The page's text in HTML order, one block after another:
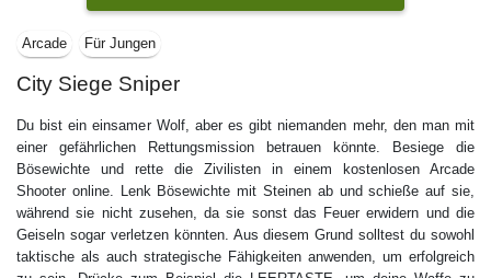
Arcade Für Jungen
City Siege Sniper
Du bist ein einsamer Wolf, aber es gibt niemanden mehr, den man mit
einer gefährlichen Rettungsmission betrauen könnte. Besiege die
Bösewichte und rette die Zivilisten in einem kostenlosen Arcade
Shooter online. Lenk Bösewichte mit Steinen ab und schieße auf sie,
während sie nicht zusehen, da sie sonst das Feuer erwidern und die
Geiseln sogar verletzen könnten. Aus diesem Grund solltest du sowohl
taktische als auch strategische Fähigkeiten anwenden, um erfolgreich